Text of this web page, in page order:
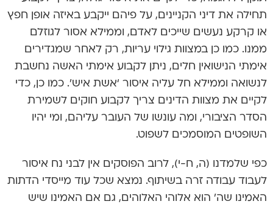
תחילה את דיני הקניינים, על פיהם ייקבע באיזה אופן חפץ
או קרקע נעשים שייכים לאדם, וממילא אסור לגוזלם
ממנו. כמו כן במצוות גילוי עריות, רק לאחר שמגדירים
אימתי הנישואין חלים, ניתן לקבוע אימתי האשה נחשבת
לנשואה וממילא חל עליה איסור ‘אשת איש’. כמו כן, כדי
לקיים את מצוות הדינים צריך לקבוע חוקים לשמירת
הסדר הציבורי, ומה עונשו של העובר עליהם, ומי יהיו
השופטים המוסמכים לשפוט.
כפי שלמדנו (ה, ח-י), לרוב הפוסקים אין לבני נח איסור
לעבוד עבודה זרה בשיתוף. נמצא שכל עוד מייסדי הדתות
האמינו שה’ הוא אלוהי האלוהים, גם אם האמינו שיש